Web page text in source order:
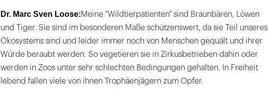
Dr. Marc Sven Loose:Meine "Wildtierpatienten" sind Braunbären, Löwen
und Tiger. Sie sind im besonderen Maße schützenswert, da sie Teil unseres
Ökosystems sind und leider immer noch von Menschen gequält und ihrer
Würde beraubt werden. So vegetieren sie in Zirkusbetrieben dahin oder
werden in Zoos unter sehr schlechten Bedingungen gehalten. In Freiheit
lebend fallen viele von ihnen Trophäenjägern zum Opfer.